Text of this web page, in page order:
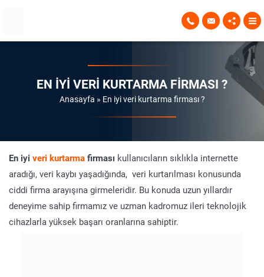
EN IYI VERI KURTARMA FIRMASI ?
Anasayfa » En iyi veri kurtarma firması ?
En iyi veri kurtarma firması kullanıcıların sıklıkla internette
aradığı, veri kaybı yaşadığında, veri kurtarılması konusunda
ciddi firma arayışına girmeleridir. Bu konuda uzun yıllardır
deneyime sahip firmamız ve uzman kadromuz ileri teknolojik
cihazlarla yüksek başarı oranlarına sahiptir.